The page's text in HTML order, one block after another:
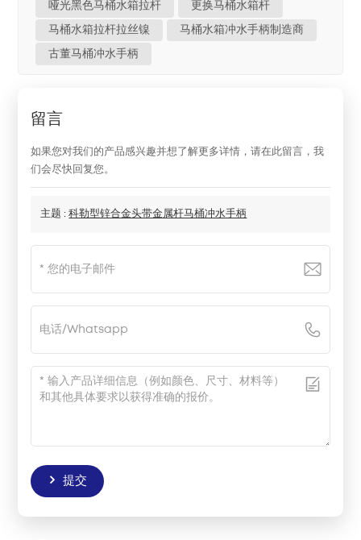
哑光黑色马桶水箱拉杆 更换马桶水箱杆
马桶水箱拉杆拉丝镍 马桶水箱冲水手柄制造商
古董马桶冲水手柄
留言
如果您对我们的产品感兴趣并想了解更多详情，请在此留言，我
们会尽快回复您。
主题 :科勒型锌合金头带金属杆马桶冲水手柄
提交